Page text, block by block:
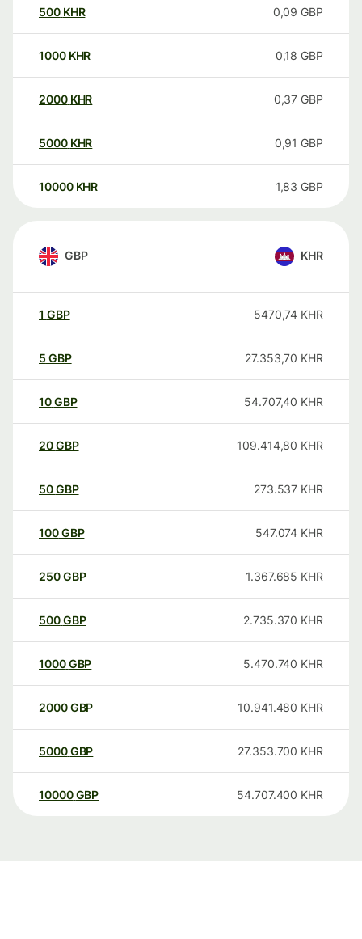
500 KHR 0,09 GBP
1000 KHR 0,18 GBP
2000 KHR 0,37 GBP
5000 KHR 0,91 GBP
10000 KHR 1,83 GBP
GBP KHR
1 GBP 5470,74 KHR
5 GBP 27.353,70 KHR
10GBP 54.707,40 KHR
20GBP 109.414,80 KHR
50GBP 273.537 KHR
100GBP 547.074 KHR
250GBP 1.367.685 KHR
500GBP 2.735.370 KHR
1000GBP 5.470.740 KHR
2000GBP 10.941.480 KHR
5000GBP 27.353.700 KHR
10000 GBP 54.707.400 KHR